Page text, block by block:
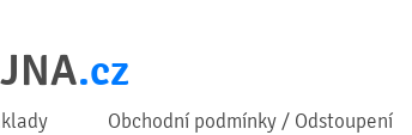
.cz
Obchodní podmínky / Odstoupení